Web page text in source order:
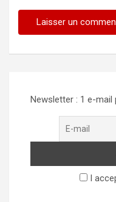
Newsletter : 1 e-mail
I